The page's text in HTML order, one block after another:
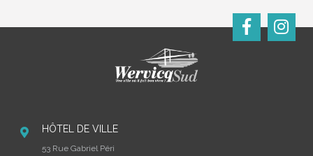
HÔTEL DE VILLE
53 Rue Gabriel Péri